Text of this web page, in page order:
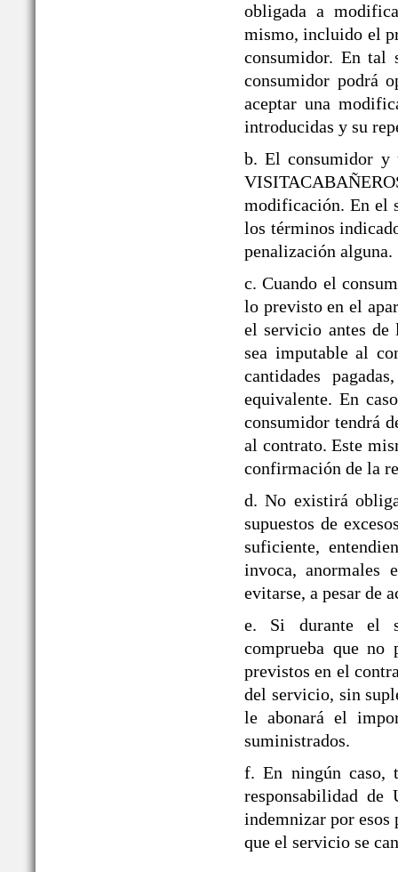
obligada a
mismo, incluido el
consumidor. En tal
consumidor podrá
aceptar una
introducidas y su
b. El consumidor y
modificación. En el
los términos
penalización alguna.
c. Cuando el
lo previsto en el
el servicio antes de
sea imputable al
cantidades
equivalente. En
consumidor tendrá
al contrato. Este
confirmación de la
d. No existirá
supuestos de
suficiente,
invoca, anormales
evitarse, a pesar de
e. Si durante el
comprueba que no
previstos en el
del servicio, sin
le abonará el
suministrados.
f. En ningún caso,
responsabilidad de
indemnizar por esos
que el servicio se